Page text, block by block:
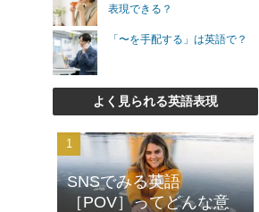
表現できる？
「〜を手配する」は英語で？
よく見られる英語表現
SNSでみる英語
［POV］ってどんな意